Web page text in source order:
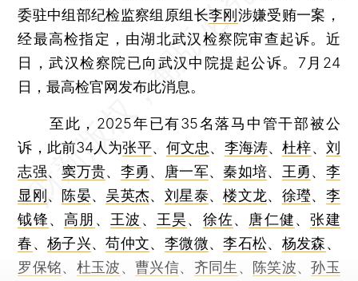
委驻中组部纪检监察组原组长李刚 涉嫌受贿一案，
经最高检指定，由湖北武汉检察院审查起诉。近
日，武汉检察院已向武汉中院提起公诉。7月24
日，最高检官网发布此消息。
至此，2025年已有35名落马中管干部被公
诉，此前34人为张平、 何文忠、 李海涛、杜梓、 刘
志强、窦万贵、 李勇、 唐一军、秦如培、 王勇、 李
显刚 、 陈晏、 吴英杰、 刘星泰、楼文龙、 徐㼆、 李
钺锋、高朋 、 王波 、 王昊、 徐佐、 唐仁健、张建
春、杨子兴、苟仲文、 李微微、李石松、 杨发森、
罗保铭、 杜玉波、曹兴信、 齐同生 、 陈笑波、孙玉